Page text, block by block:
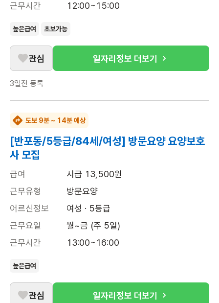
근무시간
12:00~15:00
높은급여 초보가능
관심 일자리정보 더보기
3일전 등록
도보 9분 ~ 14분 예상
[반포동/5등급/84세/여성] 방문요양 요양보호
사 모집
급여
시급 13,500원
근무유형
방문요양
어르신정보
여성 · 5등급
근무요일
월~금 (주 5일)
근무시간
13:00~16:00
높은급여
관심 일자리정보 더보기